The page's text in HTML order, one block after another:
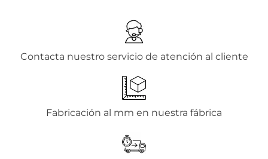
Contacta nuestro servicio de atención al cliente
Fabricación al mm en nuestra fábrica